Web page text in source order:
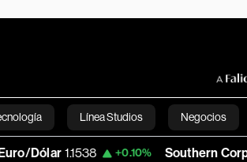
Línea Studios Negocios
English
1.1538 +0.10% Southern Corp 182.71